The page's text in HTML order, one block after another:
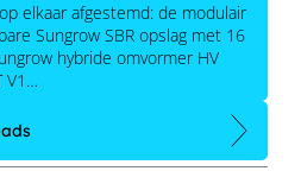
elkaar afgestemd: de modulair
Sungrow SBR opslag met 16
hybride omvormer HV
V1…